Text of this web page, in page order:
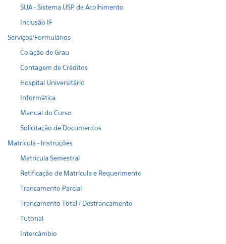
SUA - Sistema USP de Acolhimento
Inclusão IF
Serviços/Formulários
Colação de Grau
Contagem de Créditos
Hospital Universitário
Informática
Manual do Curso
Solicitação de Documentos
Matrícula - Instruções
Matrícula Semestral
Retificação de Matrícula e Requerimento
Trancamento Parcial
Trancamento Total / Destrancamento
Tutorial
Intercâmbio